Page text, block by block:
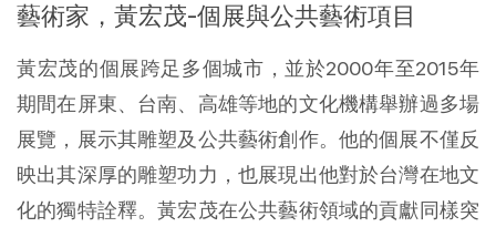
藝術家，黃宏茂-個展與公共藝術項目
黃宏茂的個展跨足多個城市，並於2000年至2015年
期間在屏東、台南、高雄等地的文化機構舉辦過多場
展覽，展示其雕塑及公共藝術創作。他的個展不僅反
映出其深厚的雕塑功力，也展現出他對於台灣在地文
化的獨特詮釋。黃宏茂在公共藝術領域的貢獻同樣突